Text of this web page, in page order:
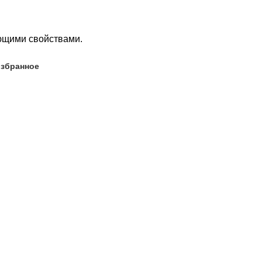
свойствами.